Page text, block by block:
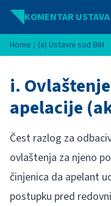
Idi na sadržaj
KOMENTAR
Home / (a) Ustavni sud BiH
i.
apelacije
Čest razlog za
ovlaštenja za njeno
činjenica da apelant
postupku pred